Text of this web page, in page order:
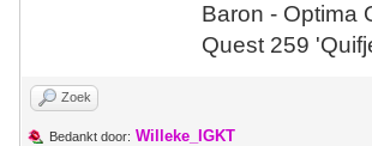
Baron - Optima
Quest 259
Zoek
Bedankt door: Willeke_IGKT